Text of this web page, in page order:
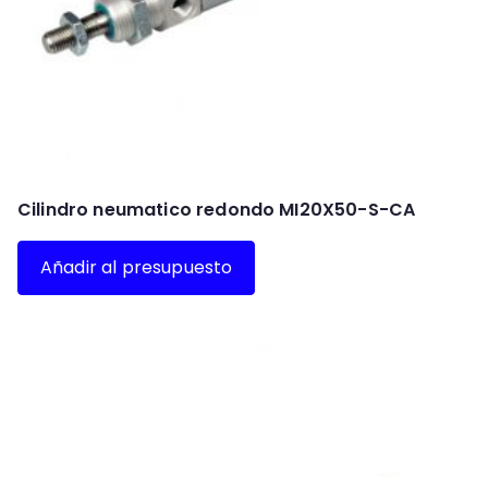
Cilindro neumatico redondo MI20X50-S-CA
Añadir al presupuesto